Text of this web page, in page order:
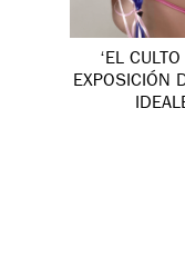
‘EL
EXPOSICIÓN